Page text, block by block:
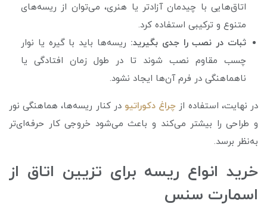
اتاق‌هایی با چیدمان آزادتر یا هنری، می‌توان از ریسه‌های
متنوع و ترکیبی استفاده کرد.
ثبات در نصب را جدی بگیرید: ریسه‌ها باید با گیره یا نوار
چسب مقاوم نصب شوند تا در طول زمان افتادگی یا
ناهماهنگی در فرم آن‌ها ایجاد نشود.
در نهایت، استفاده از چراغ دكوراتيودر کنار ریسه‌ها، هماهنگی نور
و طراحی را بیشتر می‌کند و باعث می‌شود خروجی کار حرفه‌ای‌تر
به‌نظر برسد.
خرید انواع ریسه برای تزیین اتاق از
اسمارت سنس